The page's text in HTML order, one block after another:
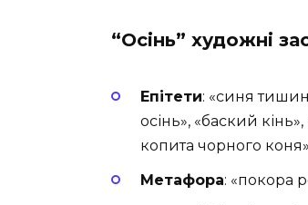
“Осінь” художні
Епітети: «синя
осінь», «баский
копита чорного коня»
Метафора: «покора